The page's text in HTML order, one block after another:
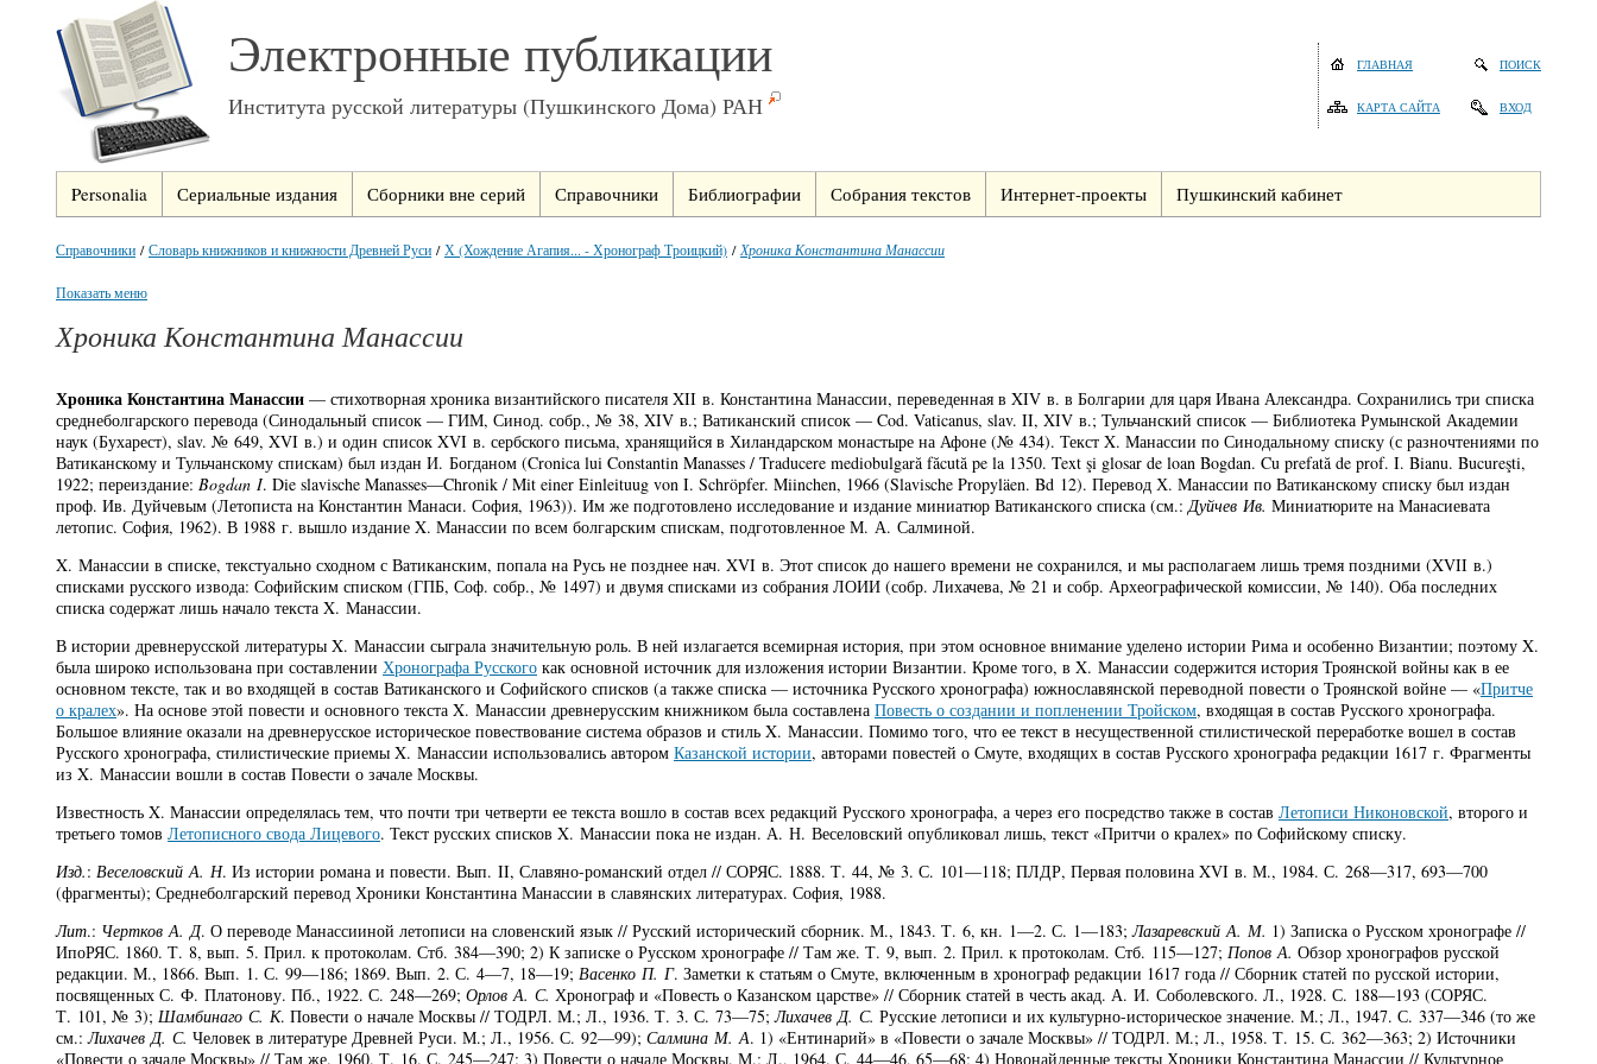
Электронные публикации
Института русской литературы (Пушкинского Дома) РАН
ГЛАВНАЯ
КАРТА САЙТА
ПОИСК
ВХОД
Personalia Сериальные издания Сборники вне серий Справочники Библиографии Собрания текстов Интернет-проекты Пушкинский кабинет
Справочники /Словарь книжников и книжности Древней Руси /Х (Хождение Агапия... - Хронограф Троицкий) / Хроника Константина Манассии
Показать меню
Хроника Константина Манассии
Хроника Константина Манассии — стихотворная хроника византийского писателя XII в. Константина Манассии, переведенная в XIV в. в Болгарии для царя Ивана Александра. Сохранились три списка
среднеболгарского перевода (Синодальный список — ГИМ, Синод. собр., № 38, XIV в.; Ватиканский список — Cod. Vaticanus, slav. II, XIV в.; Тульчанский список — Библиотека Румынской Академии
наук (Бухарест), slav. № 649, XVI в.) и один список XVI в. сербского письма, хранящийся в Хиландарском монастыре на Афоне (№ 434). Текст X. Манассии по Синодальному списку (с разночтениями по
Ватиканскому и Тульчанскому спискам) был издан И. Богданом (Cronica lui Constantin Manasses / Traducere mediobulgară făcută pe la 1350. Text şi glosar de loan Bogdan. Cu prefată de prof. I. Bianu. Bucureşti,
1922; переиздание: Bogdan I. Die slavische Manasses—Chronik / Mit einer Einleituug von I. Schröpfer. Miinchen, 1966 (Slavische Propyläen. Bd 12). Перевод Х. Манассии по Ватиканскому списку был издан
проф. Ив. Дуйчевым (Летописта на Константин Манаси. София, 1963)). Им же подготовлено исследование и издание миниатюр Ватиканского списка (см.:Дуйчев Ив. Миниатюрите на Манасиевата
летопис. София, 1962). В 1988 г. вышло издание X. Манассии по всем болгарским спискам, подготовленное М. А. Салминой.
X. Манассии в списке, текстуально сходном с Ватиканским, попала на Русь не позднее нач. XVI в. Этот список до нашего времени не сохранился, и мы располагаем лишь тремя поздними (XVII в.)
списками русского извода: Софийским списком (ГПБ, Соф. собр., № 1497) и двумя списками из собрания ЛОИИ (собр. Лихачева, № 21 и собр. Археографической комиссии, № 140). Оба последних
списка содержат лишь начало текста X. Манассии.
В истории древнерусской литературы X. Манассии сыграла значительную роль. В ней излагается всемирная история, при этом основное внимание уделено истории Рима и особенно Византии; поэтому X.
была широко использована при составлении Хронографа Русского как основной источник для изложения истории Византии. Кроме того, в X. Манассии содержится история Троянской войны как в ее
основном тексте, так и во входящей в состав Ватиканского и Софийского списков (а также списка — источника Русского хронографа) южнославянской переводной повести о Троянской войне — «Притче
о кралех». На основе этой повести и основного текста X. Манассии древнерусским книжником была составлена Повесть о создании и попленении Тройском, входящая в состав Русского хронографа.
Большое влияние оказали на древнерусское историческое повествование система образов и стиль X. Манассии. Помимо того, что ее текст в несущественной стилистической переработке вошел в состав
Русского хронографа, стилистические приемы X. Манассии использовались автором Казанской истории, авторами повестей о Смуте, входящих в состав Русского хронографа редакции 1617 г. Фрагменты
из X. Манассии вошли в состав Повести о зачале Москвы.
Известность X. Манассии определялась тем, что почти три четверти ее текста вошло в состав всех редакций Русского хронографа, а через его посредство также в состав Летописи Никоновской, второго и
третьего томов Летописного свода Лицевого. Текст русских списков X. Манассии пока не издан. А. Н. Веселовский опубликовал лишь, текст «Притчи о кралех» по Софийскому списку.
Изд.: Веселовский А. Н. Из истории романа и повести. Вып. II, Славяно-романский отдел // СОРЯС. 1888. Т. 44, № 3. С. 101—118; ПЛДР, Первая половина XVI в. М., 1984. С. 268—317, 693—700
(фрагменты); Среднеболгарский перевод Хроники Константина Манассии в славянских литературах. София, 1988.
Лит.: Чертков А. Д. О переводе Манассииной летописи на словенский язык // Русский исторический сборник. М., 1843. Т. 6, кн. 1—2. С. 1—183;Лазаревский А. М. 1) Записка о Русском хронографе //
ИпоРЯС. 1860. Т. 8, вып. 5. Прил. к протоколам. Стб. 384—390; 2) К записке о Русском хронографе // Там же. Т. 9, вып. 2. Прил. к протоколам. Стб. 115—127; Попов А. Обзор хронографов русской
редакции. М., 1866. Вып. 1. С. 99—186; 1869. Вып. 2. С. 4—7, 18—19; Васенко П. Г. Заметки к статьям о Смуте, включенным в хронограф редакции 1617 года // Сборник статей по русской истории,
посвященных С. Ф. Платонову. Пб., 1922. С. 248—269; Орлов А. С. Хронограф и «Повесть о Казанском царстве» // Сборник статей в честь акад. А. И. Соболевского. Л., 1928. С. 188—193 (СОРЯС.
Т. 101, № 3); Шамбинаго С. К. Повести о начале Москвы // ТОДРЛ. М.; Л., 1936. Т. 3. С. 73—75;Лихачев Д. С. Русские летописи и их культурно-историческое значение. М.; Л., 1947. С. 337—346 (то же
см.:Лихачев Д. С. Человек в литературе Древней Руси. М.; Л., 1956. С. 92—99); Салмина М. А. 1) «Ентинарий» в «Повести о зачале Москвы» // ТОДРЛ. М.; Л., 1958. Т. 15. С. 362—363; 2) Источники
«Повести о зачале Москвы» // Там же. 1960. Т. 16. С. 245—247; 3) Повести о начале Москвы. М.; Л., 1964. С. 44—46, 65—68; 4) Новонайденные тексты Хроники Константина Манассии // Культурное